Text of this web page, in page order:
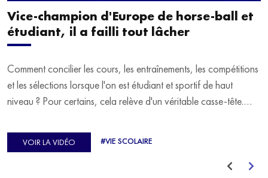
Vice-champion d'Europe de horse-ball et
étudiant, il a failli tout lâcher
Comment concilier les cours, les entraînements, les compétitions
et les sélections lorsque l'on est étudiant et sportif de haut
niveau ? Pour certains, cela relève d'un véritable casse-tête.
d'Europe de Horse-ball, qui a failli abandonner ses études
avant de trouver un nouvel équilibre.
VOIR LA VIDÉO #VIE SCOLAIRE